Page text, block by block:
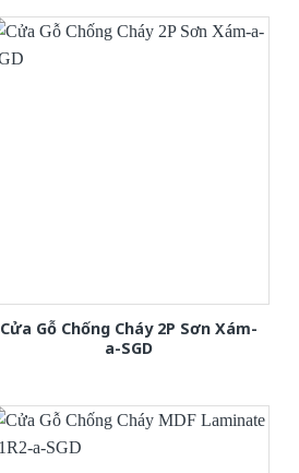
Cửa Gỗ Chống Cháy 2P Sơn Xám-
a-SGD